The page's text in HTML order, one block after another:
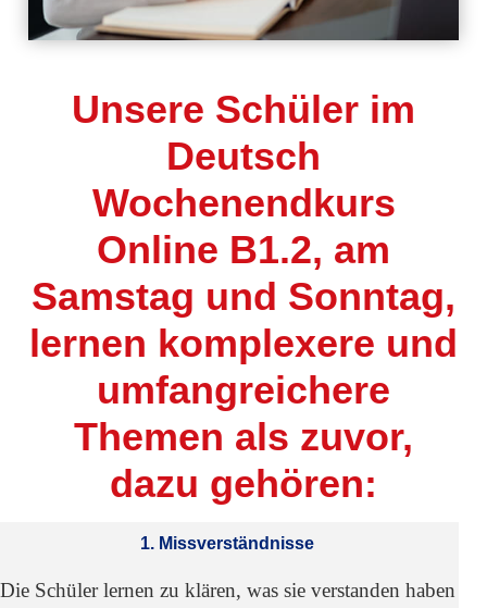
Unsere Schüler im
Deutsch
Wochenendkurs
Online B1.2, am
Samstag und Sonntag,
lernen komplexere und
umfangreichere
Themen als zuvor,
dazu gehören:
1. Missverständnisse
Die Schüler lernen zu klären, was sie verstanden haben